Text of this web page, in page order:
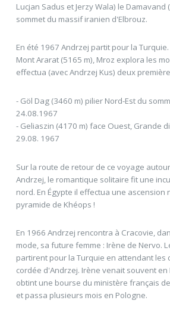
Lucjan Sadus et Jerzy Wala) le Damavand
sommet du massif iranien d'Elbrouz.
En été 1967 Andrzej partit pour la
Mont Ararat (5165 m), Mroz explora les
effectua (avec Andrzej Kus) deux
- Göl Dag (3460 m) pilier Nord-Est du
24.08.1967
- Geliaszin (4170 m) face Ouest, Grande
29.08. 1967
Sur la route de retour de ce voyage
Andrzej, le romantique solitaire fit une
nord. En Égypte il effectua une ascension
pyramide de Khéops !
En 1966 Andrzej rencontra à Cracovie,
mode, sa future femme : Irène de Nervo.
partirent pour la Turquie en attendant les
cordée d'Andrzej. Irène venait souvent en
obtint une bourse du ministère français
et passa plusieurs mois en Pologne.